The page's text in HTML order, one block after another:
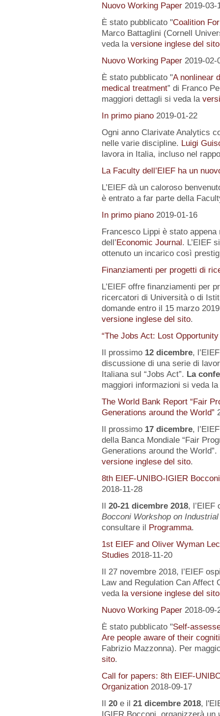
Nuovo Working Paper 2019-03-
È stato pubblicato "Coalition
Marco Battaglini (Cornell
veda la versione inglese del sito
Nuovo Working Paper 2019-02-
È stato pubblicato "A nonlinear
medical treatment” di Franco
maggiori dettagli si veda la
In primo piano 2019-01-22
Ogni anno Clarivate Analytics
nelle varie discipline. Luigi
lavora in Italia, incluso nel
La Faculty dell’EIEF ha un
L’EIEF dà un caloroso
è entrato a far parte della
In primo piano 2019-01-16
Francesco Lippi è stato
dell’Economic Journal. L’EIEF
ottenuto un incarico così
Finanziamenti per progetti di
L’EIEF offre finanziamenti per
ricercatori di Università o di
domande entro il 15 marzo
versione inglese del sito.
“The Jobs Act: Lost
Il prossimo 12 dicembre,
discussione di una serie di
Italiana sul “Jobs Act”. La
maggiori informazioni si veda la
The World Bank Report “Fair
Generations around the World”
Il prossimo 17 dicembre,
della Banca Mondiale “Fair
Generations around the
versione inglese del sito.
8th EIEF-UNIBO-IGIER
2018-11-28
Il 20-21 dicembre 2018, l’EIEF
Bocconi Workshop on
consultare il Programma.
1st EIEF and Oliver Wyman
Studies 2018-11-20
Il 27 novembre 2018, l’EIEF
Law and Regulation Can Affect
veda la versione inglese del
Nuovo Working Paper 2018-09-
È stato pubblicato "Self-
Are people aware of their
Fabrizio Mazzonna). Per
sito.
Call for papers: 8th EIEF-
Organization 2018-09-17
Il 20 e il 21 dicembre 2018,